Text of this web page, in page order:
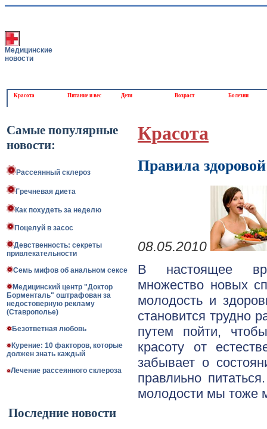
Медицинские
новости
Красота Питание и вес Дети Возраст Болезни
Самые популярные
новости:
Рассеянный склероз
Гречневая диета
Как похудеть за неделю
Поцелуй в засос
Девственность: секреты
привлекательности
Семь мифов об анальном сексе
Медицинский центр "Доктор
Борменталь" оштрафован за
недостоверную рекламу
(Ставрополье)
Безответная любовь
Курение: 10 факторов, которые
должен знать каждый
Лечение рассеянного склероза
Последние новости
Красота
Правила
08.05.2010
В настоящее
множество новых
молодость и
становится трудно
путем пойти,
красоту от
забывает о
правлиьно
молодости мы тоже